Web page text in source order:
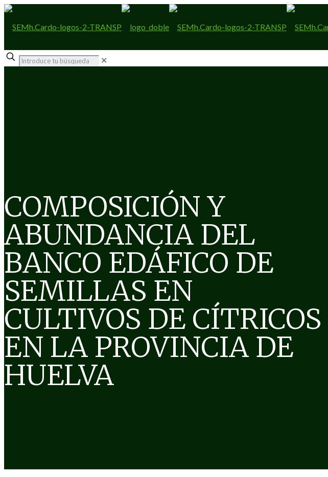
✕
COMPOSICIÓN Y
ABUNDANCIA DEL
BANCO EDÁFICO DE
SEMILLAS EN
CULTIVOS DE CÍTRICOS
EN LA PROVINCIA DE
HUELVA